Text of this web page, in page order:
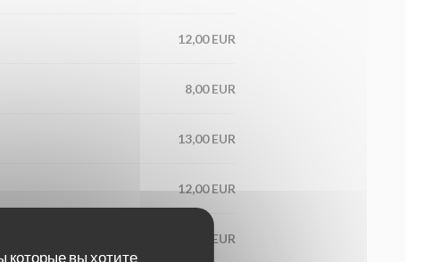
которые вы хотите
12,00 EUR
8,00 EUR
13,00 EUR
12,00 EUR
13,00 EUR